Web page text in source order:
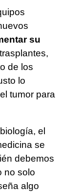
su
de los
lo
tumor para
el
se
debemos
no solo
algo